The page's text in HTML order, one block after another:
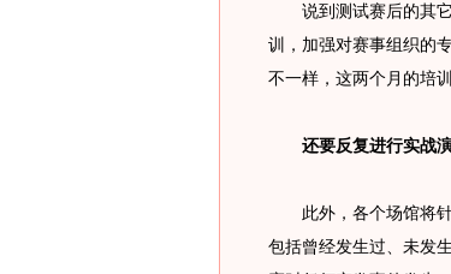
说到测试赛后的其它
训，加强对赛事组织的
不一样，这两个月的培
还要反复进行实战
此外，各个场馆将针
包括曾经发生过、未发